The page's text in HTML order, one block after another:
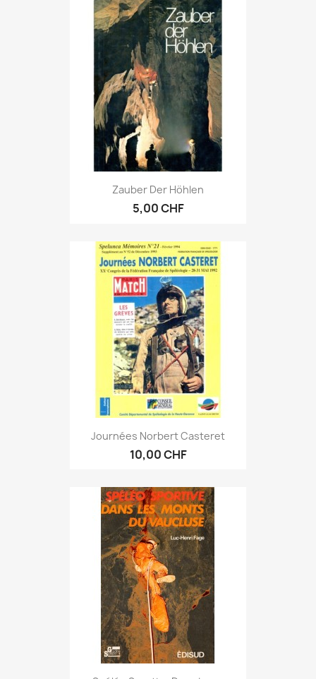
Zauber Der Höhlen
5,00 CHF
Journées Norbert Casteret
10,00 CHF